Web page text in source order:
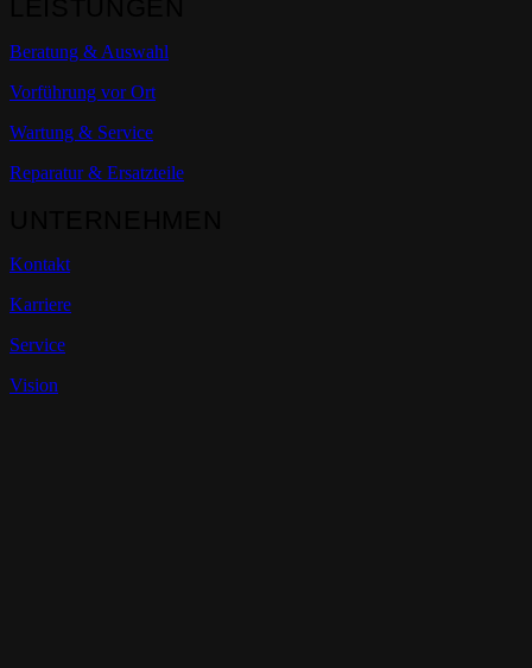
Beratung & Auswahl
Vorführung vor Ort
Wartung & Service
Reparatur & Ersatzteile
Kontakt
Karriere
Service
Vision